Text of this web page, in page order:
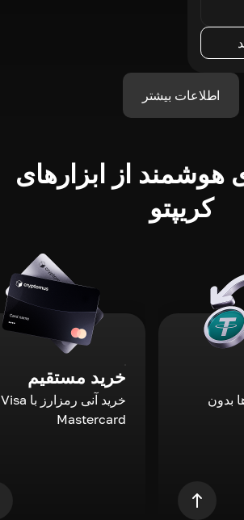
اطلاعات بیشتر
از ابزارهای
کریپتو
بدون
خرید مستقیم
Mastercard